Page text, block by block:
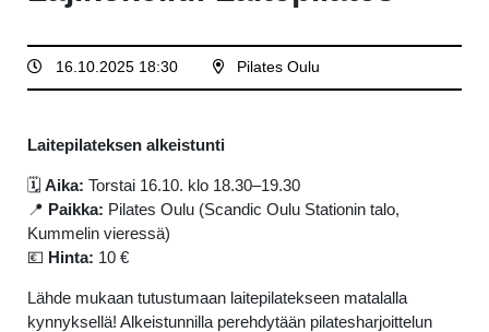
16.10.2025 18:30 Pilates Oulu
Laitepilateksen alkeistunti
🗓 Aika: Torstai 16.10. klo 18.30–19.30
📍 Paikka: Pilates Oulu (Scandic Oulu Stationin talo,
Kummelin vieressä)
💶 Hinta: 10 €
Lähde mukaan tutustumaan laitepilatekseen matalalla
kynnyksellä! Alkeistunnilla perehdytään pilatesharjoittelun